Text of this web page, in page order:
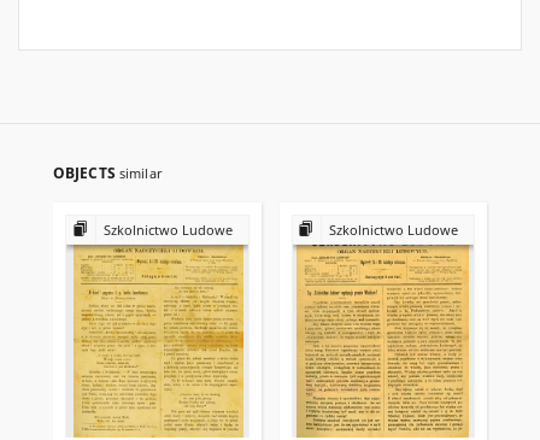
OBJECTS similar
Szkolnictwo Ludowe Szkolnictwo Ludowe